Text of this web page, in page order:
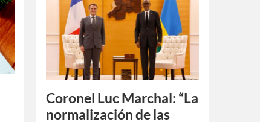
Coronel Luc Marchal: “La
normalización de las